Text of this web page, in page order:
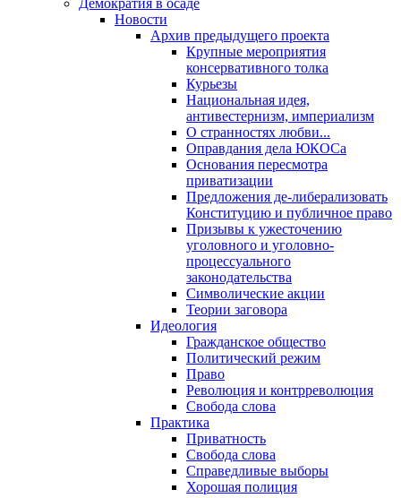
Демократия в осаде
Новости
Архив предыдущего проекта
Крупные мероприятия
консервативного толка
Курьезы
Национальная идея,
антивестернизм, империализм
О странностях любви...
Оправдания дела ЮКОСа
Основания пересмотра
приватизации
Предложения де-либерализовать
Конституцию и публичное право
Призывы к ужесточению
уголовного и уголовно-
процессуального
законодательства
Символические акции
Теории заговора
Идеология
Гражданское общество
Политический режим
Право
Революция и контрреволюция
Свобода слова
Практика
Приватность
Свобода слова
Справедливые выборы
Хорошая полиция